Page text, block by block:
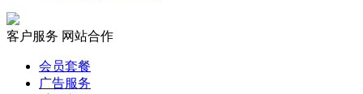
客户服务 网站合作
会员套餐
广告服务